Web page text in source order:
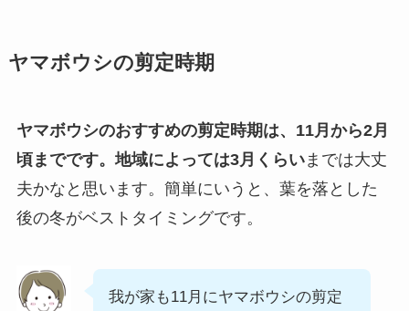
ヤマボウシの剪定時期
ヤマボウシのおすすめの剪定時期は、11月から2月
頃までです。地域によっては3月くらいまでは大丈
夫かなと思います。簡単にいうと、葉を落とした
後の冬がベストタイミングです。
我が家も11月にヤマボウシの剪定